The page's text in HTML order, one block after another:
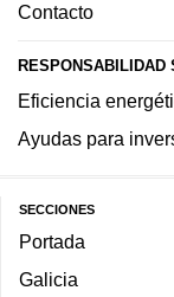
Contacto
RESPONSABILIDAD
Eficiencia
Ayudas para
SECCIONES
Portada
Galicia